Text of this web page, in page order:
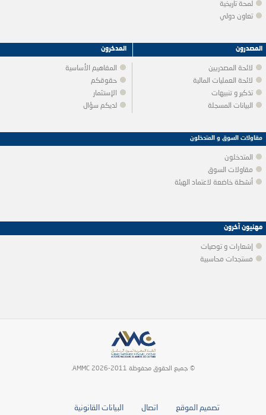
لمحة تاريخية
تعاون دولي
المدخرون
المفاهيم الأساسية
حقوقكم
الإستثمار
لديكم سؤال
المصدرون
لائحة المصدريين
لائحة العمليات المالية
تذكير و تنبيهات
البيانات المسجلة
مقاولات السوق و المتدخلون
المتدخلون
مقاولات السوق
أنشطة خاضعة لاعتماد الهيئة
مهنيون آخرون
إشعارات و توصيات
مستجدات محاسبية
© جميع الحقوق محفوظة 2011-2026 AMMC.
تصميم الموقع اتصال البيانات القانونية